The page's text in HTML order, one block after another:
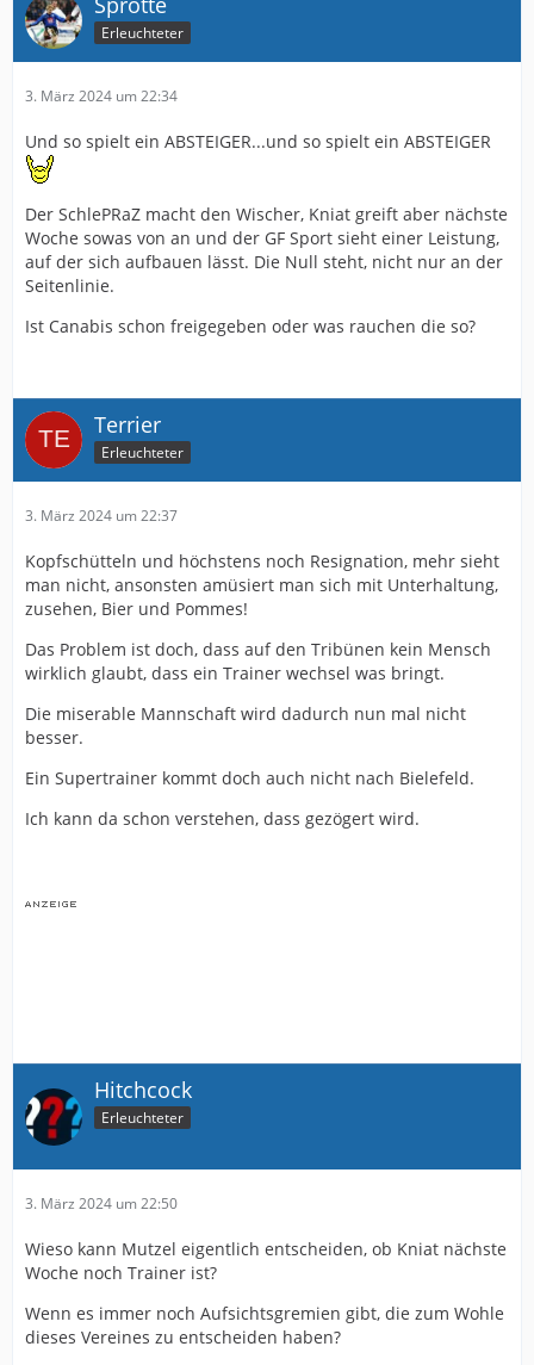
Erleuchteter
3. März 2024 um 22:34
Und so spielt ein ABSTEIGER...und so spielt ein ABSTEIGER
Der SchlePRaZ macht den Wischer, Kniat greift aber nächste
Woche sowas von an und der GF Sport sieht einer Leistung,
auf der sich aufbauen lässt. Die Null steht, nicht nur an der
Seitenlinie.
Ist Canabis schon freigegeben oder was rauchen die so?
Terrier
Erleuchteter
3. März 2024 um 22:37
Kopfschütteln und höchstens noch Resignation, mehr sieht
man nicht, ansonsten amüsiert man sich mit Unterhaltung,
zusehen, Bier und Pommes!
Das Problem ist doch, dass auf den Tribünen kein Mensch
wirklich glaubt, dass ein Trainer wechsel was bringt.
Die miserable Mannschaft wird dadurch nun mal nicht
besser.
Ein Supertrainer kommt doch auch nicht nach Bielefeld.
Ich kann da schon verstehen, dass gezögert wird.
Hitchcock
Erleuchteter
3. März 2024 um 22:50
Wieso kann Mutzel eigentlich entscheiden, ob Kniat nächste
Woche noch Trainer ist?
Wenn es immer noch Aufsichtsgremien gibt, die zum Wohle
dieses Vereines zu entscheiden haben?